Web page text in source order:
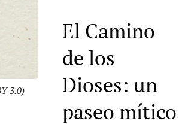
3.0)
El Camino
de los
Dioses: un
paseo mítico